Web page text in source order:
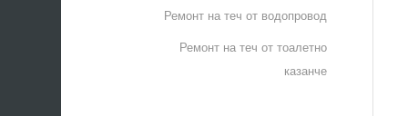
Ремонт на теч от водопровод
Ремонт на теч от тоалетно
казанче